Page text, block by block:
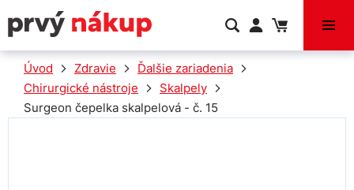
VÝPREDAJ
Úvod Zdravie
Ďalšie zariadenia
Chirurgické nástroje
Skalpely
Surgeon čepelka skalpelová - č. 15